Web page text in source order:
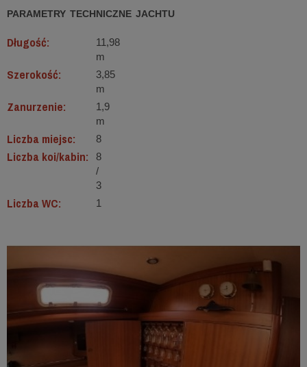
PARAMETRY TECHNICZNE JACHTU
Długość:
11,98
m
Szerokość:
3,85
m
Zanurzenie:
1,9
m
Liczba miejsc: 8
Liczba koi/kabin:
8
/
3
Liczba WC: 1